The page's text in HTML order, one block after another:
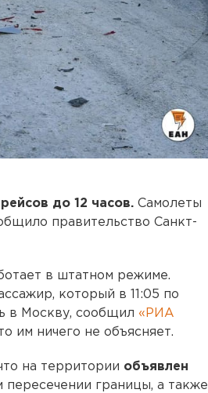
до 12 часов. Самолеты
правительство Санкт-
в штатном режиме.
который в 11:05 по
в Москву, сообщил «РИА
им ничего не объясняет.
на территории объявлен
границы, а также